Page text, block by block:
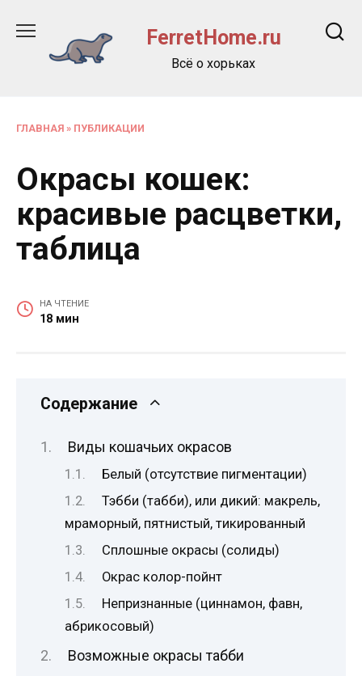
содержанию
FerretHome.ru
Всё о хорьках
ГЛАВНАЯ » ПУБЛИКАЦИИ
Окрасы кошек:
красивые расцветки,
таблица
НА ЧТЕНИЕ
18 мин
Содержание
Виды кошачьих окрасов
Белый (отсутствие пигментации)
Тэбби (табби), или дикий: макрель,
мраморный, пятнистый, тикированный
Сплошные окрасы (солиды)
Окрас колор-пойнт
Непризнанные (циннамон, фавн,
абрикосовый)
Возможные окрасы табби